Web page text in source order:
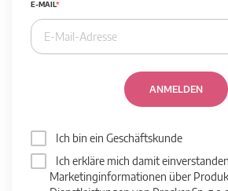
E-MAIL
ANMELDEN
Ich bin ein Geschäftskunde
Ich erkläre mich damit
Marketinginformationen über